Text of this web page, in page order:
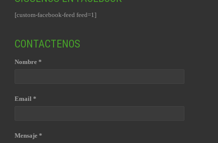
[custom-facebook-feed feed=1]
CONTACTENOS
Nombre *
Email *
Mensaje *